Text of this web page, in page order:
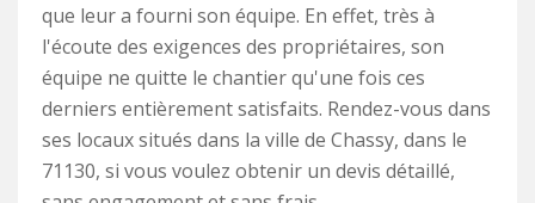
que leur a fourni son équipe. En effet, très à
l'écoute des exigences des propriétaires, son
équipe ne quitte le chantier qu'une fois ces
derniers entièrement satisfaits. Rendez-vous dans
ses locaux situés dans la ville de Chassy, dans le
71130, si vous voulez obtenir un devis détaillé,